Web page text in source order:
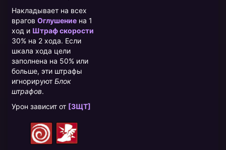
Накладывает на всех
врагов Оглушение на 1
ход и Штраф скорости
30% на 2 хода. Если
шкала хода цели
заполнена на 50% или
больше, эти штрафы
игнорируют Блок
штрафов.
Урон зависит от [ЗЩТ]